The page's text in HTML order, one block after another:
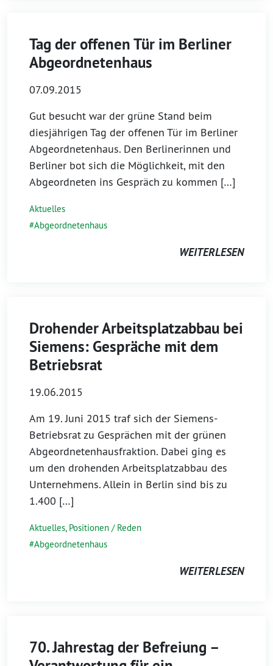
Tag der offenen Tür im Berliner
Abgeordnetenhaus
07.09.2015
Gut besucht war der grüne Stand beim
diesjährigen Tag der offenen Tür im Berliner
Abgeordnetenhaus. Den Berlinerinnen und
Berliner bot sich die Möglichkeit, mit den
Abgeordneten ins Gespräch zu kommen […]
Aktuelles
Abgeordnetenhaus
WEITERLESEN
Drohender Arbeitsplatzabbau bei
Siemens: Gespräche mit dem
Betriebsrat
19.06.2015
Am 19. Juni 2015 traf sich der Siemens-
Betriebsrat zu Gesprächen mit der grünen
Abgeordnetenhausfraktion. Dabei ging es
um den drohenden Arbeitsplatzabbau des
Unternehmens. Allein in Berlin sind bis zu
1.400 […]
Aktuelles, Positionen / Reden
Abgeordnetenhaus
WEITERLESEN
70. Jahrestag der Befreiung –